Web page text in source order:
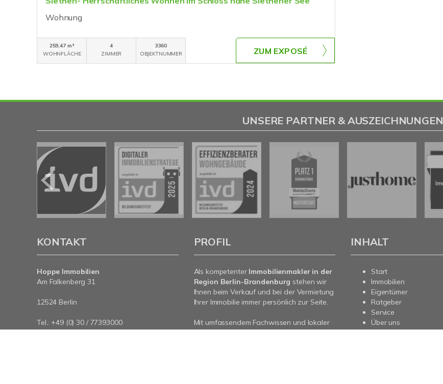
Wohnung
259,47 m²
WOHNFLÄCHE
4
ZIMMER
3360
OBJEKTNUMMER
ZUM EXPOSÉ
UNSERE PARTNER & AUSZEICHNUNGEN
KONTAKT
Hoppe Immobilien
Am Falkenberg 31
12524 Berlin
Tel.: +49 (0) 30 / 77393000
E-Mail:info@hoppe-immobilien.de
PROFIL
Als kompetenter Immobilienmakler in der
Region Berlin-Brandenburg stehen wir
Ihnen beim Verkauf und bei der Vermietung
Ihrer Immobilie immer persönlich zur Seite.
Mit umfassendem Fachwissen und lokaler
Expertise beraten wir Sie in allen Fragen
INHALT
Start
Immobilien
Eigentümer
Ratgeber
Service
Über uns
Kontakt